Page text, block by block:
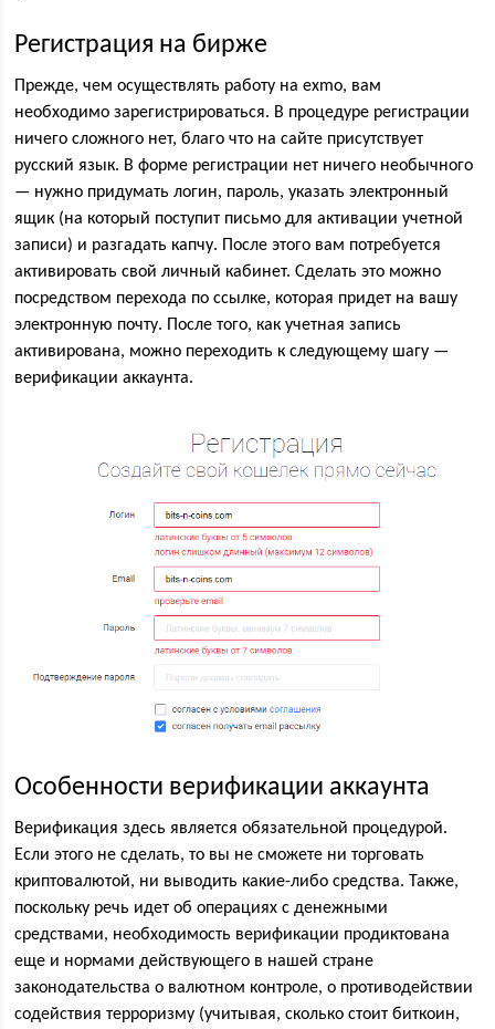
Регистрация на бирже
Прежде, чем осуществлять работу на exmo, вам
необходимо зарегистрироваться. В процедуре регистрации
ничего сложного нет, благо что на сайте присутствует
русский язык. В форме регистрации нет ничего необычного
— нужно придумать логин, пароль, указать электронный
ящик (на который поступит письмо для активации учетной
записи) и разгадать капчу. После этого вам потребуется
активировать свой личный кабинет. Сделать это можно
посредством перехода по ссылке, которая придет на вашу
электронную почту. После того, как учетная запись
активирована, можно переходить к следующему шагу —
верификации аккаунта.
Особенности верификации аккаунта
Верификация здесь является обязательной процедурой.
Если этого не сделать, то вы не сможете ни торговать
криптовалютой, ни выводить какие-либо средства. Также,
поскольку речь идет об операциях с денежными
средствами, необходимость верификации продиктована
еще и нормами действующего в нашей стране
законодательства о валютном контроле, о противодействии
содействия терроризму (учитывая, сколько стоит биткоин,